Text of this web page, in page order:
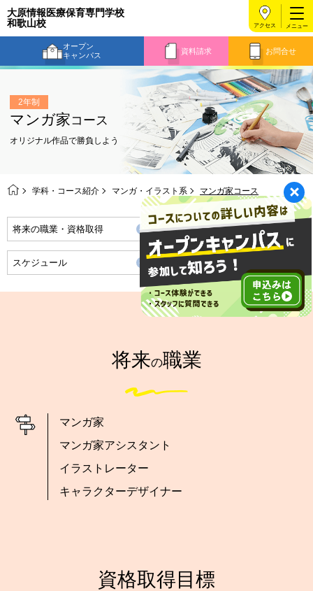
大原情報医療保育専門学校
和歌山校
オープン
キャンパス
資料請求 お問合せ
アクセス
2年制
マンガ家コース
オリジナル作品で勝負しよう
学科・コース紹介 マンガ・イラスト系 マンガ家コース
将来の職業・資格取得 時間割
スケジュール 実習風景
将来の職業
マンガ家
マンガ家アシスタント
イラストレーター
キャラクターデザイナー
資格取得目標